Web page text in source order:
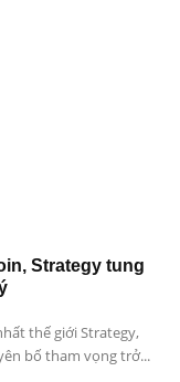
Strategy tung
thế giới Strategy,
bố tham vọng trở...